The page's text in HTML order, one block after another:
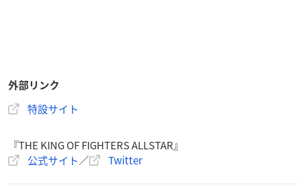
外部リンク
特設サイト
『THE KING OF FIGHTERS ALLSTAR』
公式サイト／ Twitter